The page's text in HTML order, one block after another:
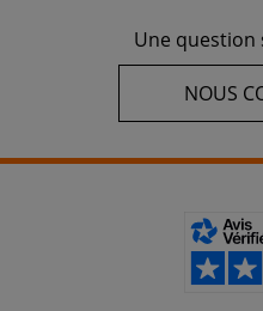
Une question
NOUS